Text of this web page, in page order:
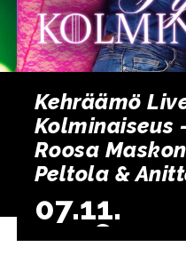
Kehräämö
Kolminaiseus
Roosa
Peltola &
07.11.
2026